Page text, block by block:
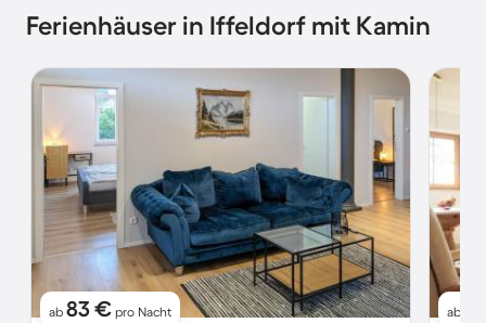
Ferienhäuser in Iffeldorf mit Kamin
ab 83 € pro Nacht ab